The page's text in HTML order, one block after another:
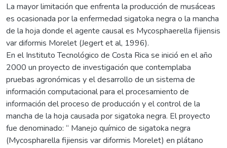
La mayor limitación que enfrenta la producción de musáceas
es ocasionada por la enfermedad sigatoka negra o la mancha
de la hoja donde el agente causal es Mycosphaerella fijiensis
var diformis Morelet (Jegert et al, 1996).
En el Instituto Tecnológico de Costa Rica se inició en el año
2000 un proyecto de investigación que contemplaba
pruebas agronómicas y el desarrollo de un sistema de
información computacional para el procesamiento de
información del proceso de producción y el control de la
mancha de la hoja causada por sigatoka negra. El proyecto
fue denominado: ‘‘ Manejo químico de sigatoka negra
(Mycospharella fijiensis var diformis Morelet) en plátano